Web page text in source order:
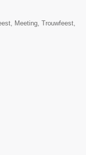
Meeting, Trouwfeest,